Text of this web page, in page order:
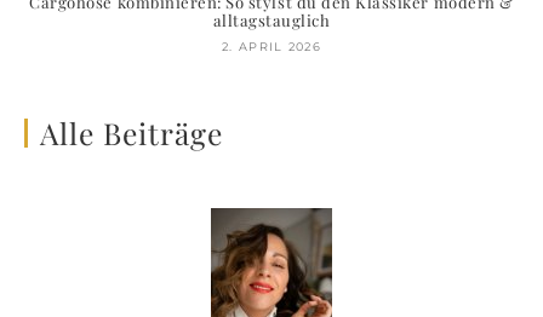
alltagstauglich
2. APRIL 2026
Alle Beiträge